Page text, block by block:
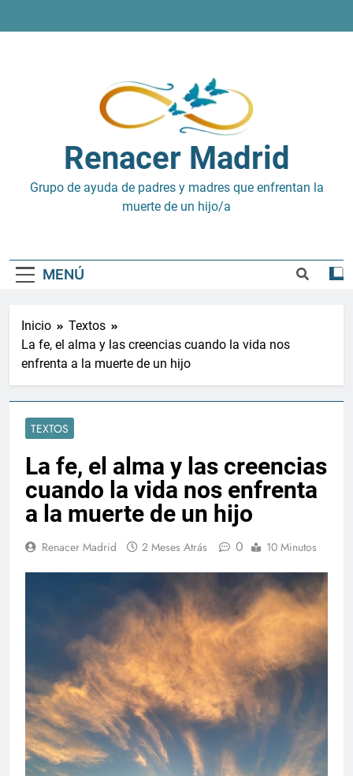
Renacer Madrid
Grupo de ayuda de padres y madres que enfrentan la
muerte de un hijo/a
MENÚ
Inicio
Textos
La fe, el alma y las creencias cuando la vida nos
enfrenta a la muerte de un hijo
TEXTOS
La fe, el alma y las creencias
cuando la vida nos enfrenta
a la muerte de un hijo
Renacer Madrid 2 Meses Atrás 0 10 Minutos